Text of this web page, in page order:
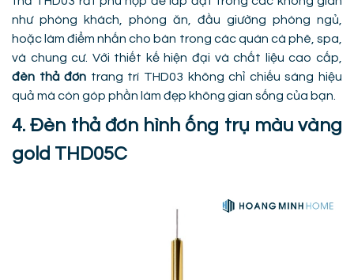
như phòng khách, phòng ăn, đầu giường phòng ngủ,
hoặc làm điểm nhấn cho bàn trong các quán cà phê, spa,
và chung cư. Với thiết kế hiện đại và chất liệu cao cấp,
đèn thả đơn trang trí THD03 không chỉ chiếu sáng hiệu
quả mà còn góp phần làm đẹp không gian sống của bạn.
4. Đèn thả đơn hình ống trụ màu vàng
gold THD05C